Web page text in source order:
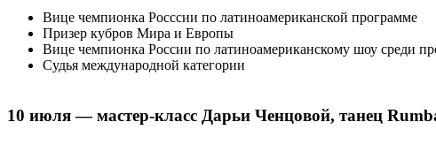
Вице чемпионка Росссии по латиноамериканской программе
Призер кубров Мира и Европы
Вице чемпионка России по латиноамериканскому шоу среди
Судья международной категории
10 июля — мастер-класс Дарьи Ченцовой, танец